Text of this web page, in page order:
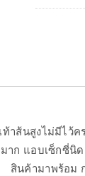
ท้าส้นสูงไม่มีไว้
มาก แอบเซ็กซี่
สินค้ามาพร้อม